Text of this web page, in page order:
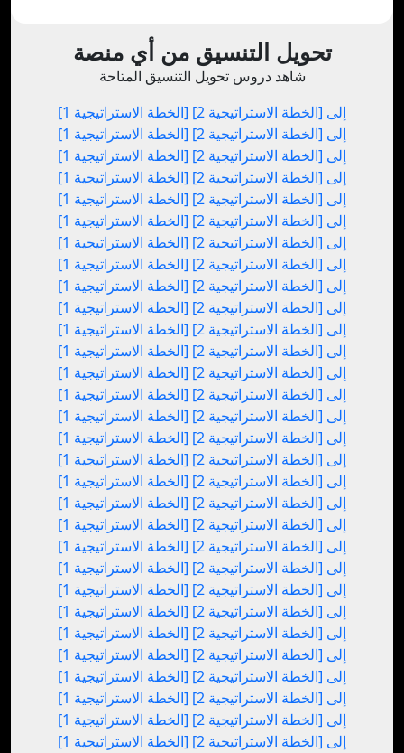
تحويل التنسيق من أي منصة
شاهد دروس تحويل التنسيق المتاحة
[الخطة الاستراتيجية 1] إلى [الخطة الاستراتيجية 2]
[الخطة الاستراتيجية 1] إلى [الخطة الاستراتيجية 2]
[الخطة الاستراتيجية 1] إلى [الخطة الاستراتيجية 2]
[الخطة الاستراتيجية 1] إلى [الخطة الاستراتيجية 2]
[الخطة الاستراتيجية 1] إلى [الخطة الاستراتيجية 2]
[الخطة الاستراتيجية 1] إلى [الخطة الاستراتيجية 2]
[الخطة الاستراتيجية 1] إلى [الخطة الاستراتيجية 2]
[الخطة الاستراتيجية 1] إلى [الخطة الاستراتيجية 2]
[الخطة الاستراتيجية 1] إلى [الخطة الاستراتيجية 2]
[الخطة الاستراتيجية 1] إلى [الخطة الاستراتيجية 2]
[الخطة الاستراتيجية 1] إلى [الخطة الاستراتيجية 2]
[الخطة الاستراتيجية 1] إلى [الخطة الاستراتيجية 2]
[الخطة الاستراتيجية 1] إلى [الخطة الاستراتيجية 2]
[الخطة الاستراتيجية 1] إلى [الخطة الاستراتيجية 2]
[الخطة الاستراتيجية 1] إلى [الخطة الاستراتيجية 2]
[الخطة الاستراتيجية 1] إلى [الخطة الاستراتيجية 2]
[الخطة الاستراتيجية 1] إلى [الخطة الاستراتيجية 2]
[الخطة الاستراتيجية 1] إلى [الخطة الاستراتيجية 2]
[الخطة الاستراتيجية 1] إلى [الخطة الاستراتيجية 2]
[الخطة الاستراتيجية 1] إلى [الخطة الاستراتيجية 2]
[الخطة الاستراتيجية 1] إلى [الخطة الاستراتيجية 2]
[الخطة الاستراتيجية 1] إلى [الخطة الاستراتيجية 2]
[الخطة الاستراتيجية 1] إلى [الخطة الاستراتيجية 2]
[الخطة الاستراتيجية 1] إلى [الخطة الاستراتيجية 2]
[الخطة الاستراتيجية 1] إلى [الخطة الاستراتيجية 2]
[الخطة الاستراتيجية 1] إلى [الخطة الاستراتيجية 2]
[الخطة الاستراتيجية 1] إلى [الخطة الاستراتيجية 2]
[الخطة الاستراتيجية 1] إلى [الخطة الاستراتيجية 2]
[الخطة الاستراتيجية 1] إلى [الخطة الاستراتيجية 2]
[الخطة الاستراتيجية 1] إلى [الخطة الاستراتيجية 2]